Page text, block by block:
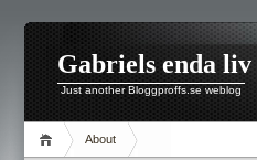
Gabriels enda liv
Just another Bloggproffs.se weblog
About